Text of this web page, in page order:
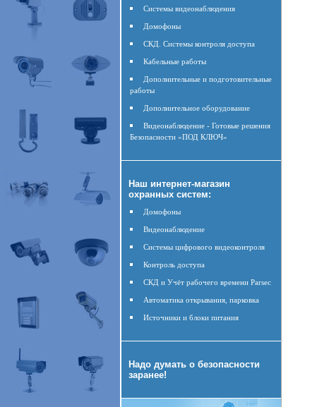
Системы видеонаблюдения
Домофоны
СКД. Системы контроля доступа
Кабельные работы
Дополнительные и подготовительные
работы
Дополнительное оборудование
Видеонаблюдение - Готовые решения
Безопасности «ПОД КЛЮЧ»
Наш интернет-магазин
охранных систем:
Домофоны
Видеонаблюдение
Системы цифрового видеоконтроля
Контроль доступа
СКД и Учёт рабочего времени Parsec
Автоматика открывания, парковка
Источники и блоки питания
Надо думать о безопасности
заранее!